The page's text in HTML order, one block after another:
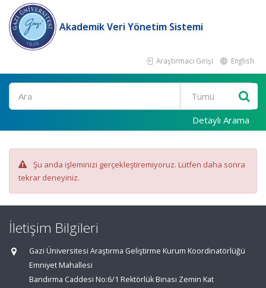
Akademik Veri Yönetim Sistemi
Araştırmacı Girişi English
Ara
Detaylı Arama
Şu anda işleminizi gerçekleştiremiyoruz. Lütfen daha sonra
tekrar deneyiniz.
İletişim Bilgileri
Gazi Üniversitesi Araştırma Geliştirme Kurum Koordinatörlüğü
Emniyet Mahallesi
Bandırma Caddesi No:6/1 Rektörlük Binası Zemin Kat